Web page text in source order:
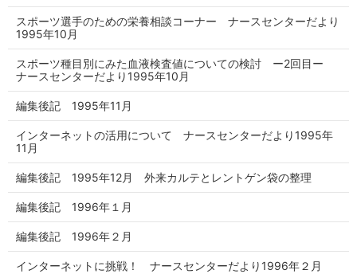
スポーツ選手のための栄養相談コーナー ナースセンターだより
1995年10月
スポーツ種目別にみた血液検査値についての検討 ー2回目ー
ナースセンターだより1995年10月
編集後記 1995年11月
インターネットの活用について ナースセンターだより1995年
11月
編集後記 1995年12月 外来カルテとレントゲン袋の整理
編集後記 1996年１月
編集後記 1996年２月
インターネットに挑戦！ ナースセンターだより1996年２月